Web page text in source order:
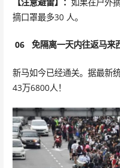
摘口罩最多30 人。
06 免隔离一天内往返马来
新马如今已经通关。据最新
43万6800人！